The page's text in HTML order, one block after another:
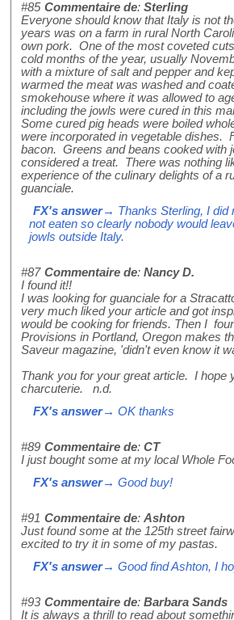
#85 Commentaire de: Sterling
Everyone should know that Italy is not
years was on a farm in rural North
own pork. One of the most coveted
cold months of the year, usually
with a mixture of salt and pepper and
warmed the meat was washed and
smokehouse where it was allowed to
including the jowls were cured in this
Some cured pig heads were boiled
were incorporated in vegetable dishes.
bacon. Greens and beans cooked with
considered a treat. There was nothing
experience of the culinary delights of a
guanciale.
FX's answer→ Thanks Sterling, I did
not eaten so clearly nobody would
jowls outside Italy.
#87 Commentaire de: Nancy D.
I found it!!
I was looking for guanciale for a
very much liked your article and got
would be cooking for friends. Then I
Provisions in Portland, Oregon makes
Saveur magazine, 'didn't even know it
Thank you for your great article. I hope
charcuterie. n.d.
FX's answer→ OK thanks
#89 Commentaire de: CT
I just bought some at my local Whole
FX's answer→ Good buy!
#91 Commentaire de: Ashton
Just found some at the 125th street
excited to try it in some of my pastas.
FX's answer→ Good find Ashton, I
#93 Commentaire de: Barbara Sands
It is always a thrill to read about